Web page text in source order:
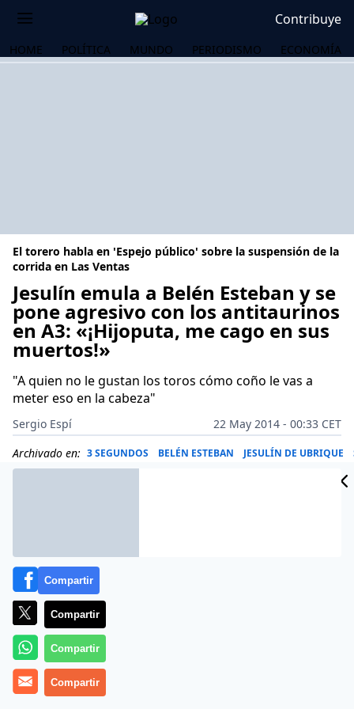
Contribuye
HOME POLÍTICA MUNDO PERIODISMO ECONOMÍA
El torero habla en 'Espejo público' sobre la suspensión de la
corrida en Las Ventas
Jesulín emula a Belén Esteban y se
pone agresivo con los antitaurinos
en A3: «¡Hijoputa, me cago en sus
muertos!»
"A quien no le gustan los toros cómo coño le vas a
meter eso en la cabeza"
Sergio Espí
22 May 2014 - 00:33 CET
Archivado en: 3 SEGUNDOS BELÉN ESTEBAN JESULÍN DE UBRIQUE
Compartir
Compartir
Compartir
Compartir